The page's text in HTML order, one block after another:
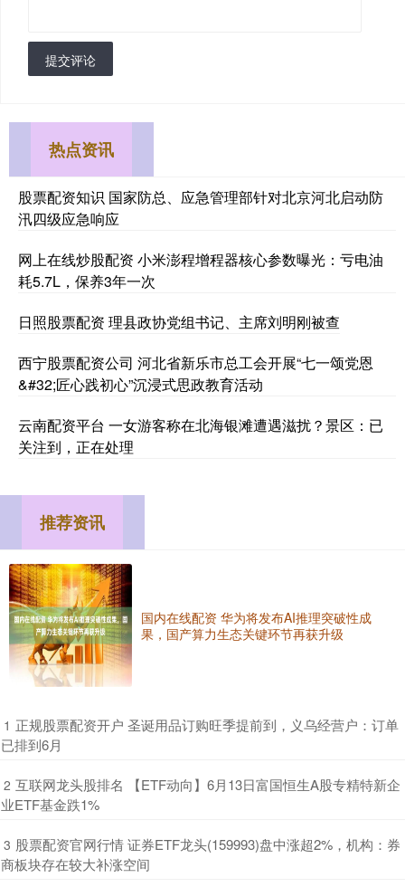
提交评论
热点资讯
股票配资知识 国家防总、应急管理部针对北京河北启动防
汛四级应急响应
网上在线炒股配资 小米澎程增程器核心参数曝光：亏电油
耗5.7L，保养3年一次
日照股票配资 理县政协党组书记、主席刘明刚被查
西宁股票配资公司 河北省新乐市总工会开展“七一颂党恩
&#32;匠心践初心”沉浸式思政教育活动
云南配资平台 一女游客称在北海银滩遭遇滋扰？景区：已
关注到，正在处理
推荐资讯
国内在线配资 华为将发布AI推理突破性成
果，国产算力生态关键环节再获升级
1 ​正规股票配资开户 圣诞用品订购旺季提前到，义乌经营户：订单
已排到6月
2 ​互联网龙头股排名 【ETF动向】6月13日富国恒生A股专精特新企
业ETF基金跌1%
3 ​股票配资官网行情 证券ETF龙头(159993)盘中涨超2%，机构：券
商板块存在较大补涨空间